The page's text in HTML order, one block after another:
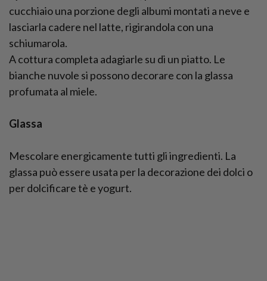
cucchiaio una porzione degli albumi montati a neve e
lasciarla cadere nel latte, rigirandola con una
schiumarola.
A cottura completa adagiarle su di un piatto. Le
bianche nuvole si possono decorare con la glassa
profumata al miele.
Glassa
​Mescolare energicamente tutti gli ingredienti. La
glassa può essere usata per la decorazione dei dolci o
per dolcificare tè e yogurt.